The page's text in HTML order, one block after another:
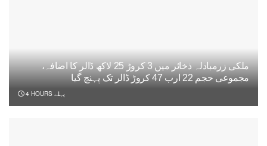
ملکی زرمبادلہ ذخائر میں 3 کروڑ 25 لاکھ ڈالر کا اضافہ،
مجموعی حجم 22 ارب 47 کروڑ ڈالر تک پہنچ گیا
4 HOURS پہلے